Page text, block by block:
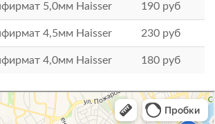
5,0мм Haisser 190 руб
4,5мм Haisser 230 руб
4,0мм Haisser 180 руб
отопления, канализации в Севастополе
объектов в Севастополе